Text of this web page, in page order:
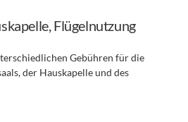
Flügelnutzung
Gebühren für die
der Hauskapelle und des